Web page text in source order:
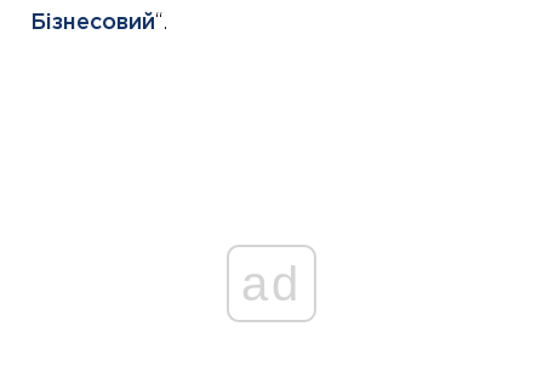
Бізнесовий“.
ad